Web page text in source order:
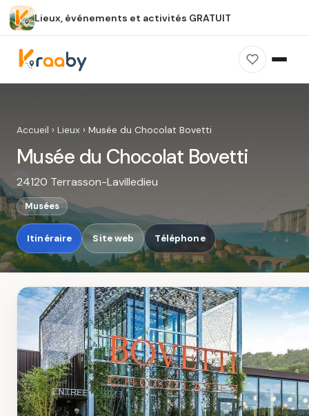
Lieux, événements et activités GRATUIT
spot dans Kraaby.
Accueil › Lieux › Musée du Chocolat Bovetti
Musée du Chocolat Bovetti
24120 Terrasson-Lavilledieu
Musées
Itinéraire Site web Téléphone